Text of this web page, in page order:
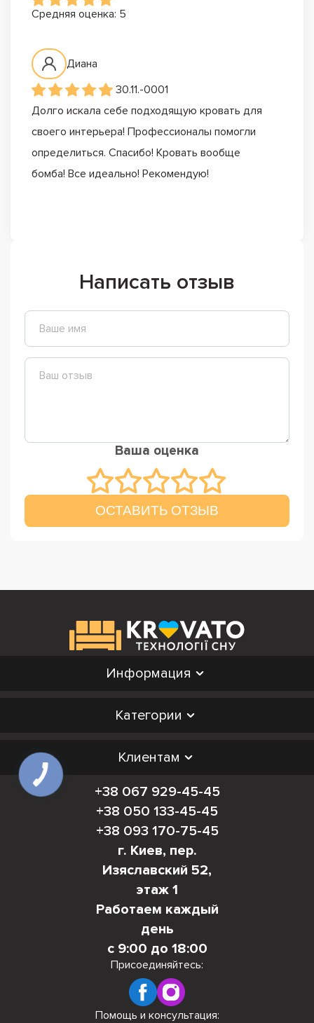
Средняя оценка: 5
Диана
30.11.-0001
Долго искала себе подходящую кровать для
своего интерьера! Профессионалы помогли
определиться. Спасибо! Кровать вообще
бомба! Все идеально! Рекомендую!
Написать отзыв
Ваша оценка
ОСТАВИТЬ ОТЗЫВ
Информация
Категории
Клиентам
+38 067 929-45-45
+38 050 133-45-45
+38 093 170-75-45
г. Киев, пер.
Изяславский 52,
этаж 1
Работаем каждый
день
с 9:00 до 18:00
Присоединяйтесь:
Помощь и консультация: